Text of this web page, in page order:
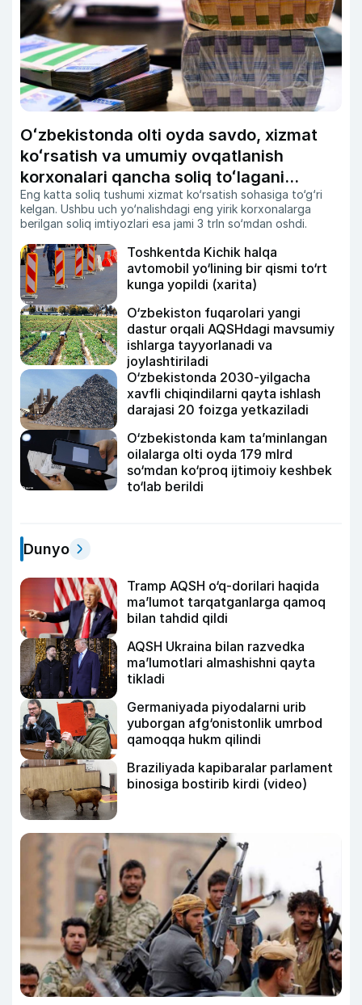
Oʻzbekistonda olti oyda savdo, xizmat
koʻrsatish va umumiy ovqatlanish
korxonalari qancha soliq toʻlagani
ochiqlandi
Eng katta soliq tushumi xizmat ko‘rsatish sohasiga to‘g‘ri
kelgan. Ushbu uch yo‘nalishdagi eng yirik korxonalarga
berilgan soliq imtiyozlari esa jami 3 trln so‘mdan oshdi.
Toshkentda Kichik halqa
avtomobil yo‘lining bir qismi to‘rt
kunga yopildi (xarita)
O‘zbekiston fuqarolari yangi
dastur orqali AQSHdagi mavsumiy
ishlarga tayyorlanadi va
joylashtiriladi
O‘zbekistonda 2030-yilgacha
xavfli chiqindilarni qayta ishlash
darajasi 20 foizga yetkaziladi
O‘zbekistonda kam ta’minlangan
oilalarga olti oyda 179 mlrd
so‘mdan ko‘proq ijtimoiy keshbek
to‘lab berildi
Dunyo
Tramp AQSH o‘q-dorilari haqida
ma’lumot tarqatganlarga qamoq
bilan tahdid qildi
AQSH Ukraina bilan razvedka
ma’lumotlari almashishni qayta
tikladi
Germaniyada piyodalarni urib
yuborgan afg‘onistonlik umrbod
qamoqqa hukm qilindi
Braziliyada kapibaralar parlament
binosiga bostirib kirdi (video)